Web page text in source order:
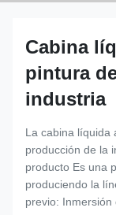
Cabina
pintura
industria
La cabina líquida
producción de la
producto Es una
produciendo la
previo: